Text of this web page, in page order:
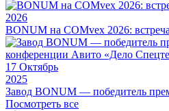
2026
BONUM на COMvex 2026:
17 Октябрь
2025
Завод BONUM — победитель
Посмотреть все